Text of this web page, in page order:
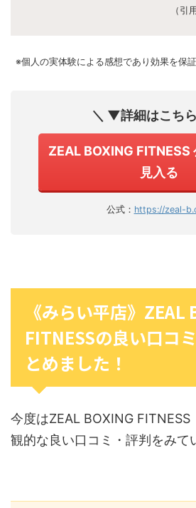
（引
※個人の実体験による感想であり効果を保
＼ ▼詳細はこち
ZEAL BOXING FITNESS
見入る
公式： https://zeal-
《みらい平店》ZEAL
FITNESSの良い口コ
とめました！
今度はZEAL BOXING FITNESS
観的な良い口コミ・評判をみて